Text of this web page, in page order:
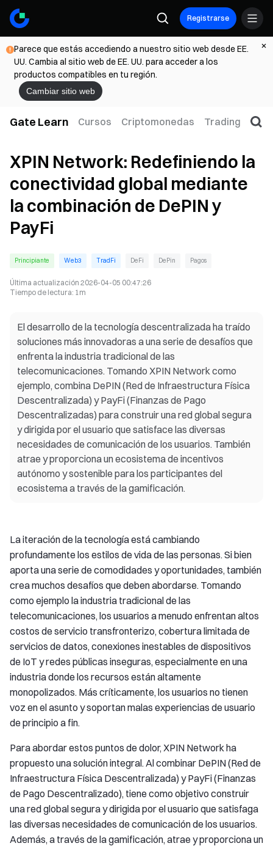
Registrarse
Parece que estás accediendo a nuestro sitio web desde EE.
UU. Cambia al sitio web de EE. UU. para acceder a los
productos compatibles en tu región.
Cambiar sitio web
Gate Learn Cursos Criptomonedas Trading
XPIN Network: Redefiniendo la
conectividad global mediante
la combinación de DePIN y
PayFi
Principiante Web3 TradFi DeFi DePin Pagos
Última actualización 2026-04-05 00:47:26
Tiempo de lectura: 1m
El desarrollo de la tecnología descentralizada ha traído
soluciones más innovadoras a una serie de desafíos que
enfrenta la industria tradicional de las
telecomunicaciones. Tomando XPIN Network como
ejemplo, combina DePIN (Red de Infraestructura Física
Descentralizada) y PayFi (Finanzas de Pago
Descentralizadas) para construir una red global segura
y dirigida por el usuario que satisface las diversas
necesidades de comunicación de los usuarios. También
atrae y proporciona un ecosistema de incentivos
autónomo y sostenible para los participantes del
ecosistema a través de la gamificación.
La iteración de la tecnología está cambiando
profundamente los estilos de vida de las personas. Si bien
aporta una serie de comodidades y oportunidades, también
crea muchos desafíos que deben abordarse. Tomando
como ejemplo la industria tradicional de las
telecomunicaciones, los usuarios a menudo enfrentan altos
costos de servicio transfronterizo, cobertura limitada de
servicios de datos, conexiones inestables de dispositivos
de IoT y redes públicas inseguras, especialmente en una
industria donde los recursos están altamente
monopolizados. Más críticamente, los usuarios no tienen
voz en el asunto y soportan malas experiencias de usuario
de principio a fin.
Para abordar estos puntos de dolor, XPIN Network ha
propuesto una solución integral. Al combinar DePIN (Red de
Infraestructura Física Descentralizada) y PayFi (Finanzas
de Pago Descentralizado), tiene como objetivo construir
una red global segura y dirigida por el usuario que satisfaga
las diversas necesidades de comunicación de los usuarios.
Además, a través de la gamificación, atrae y proporciona un